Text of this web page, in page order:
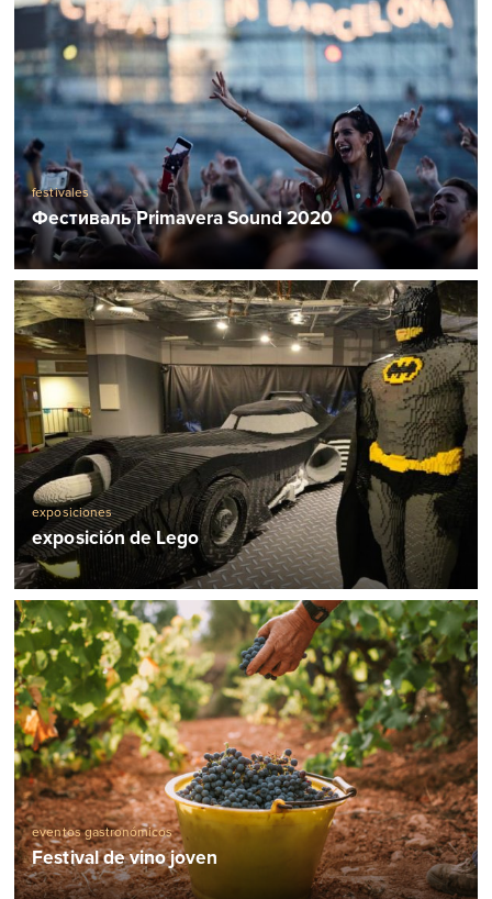
festivales
Фестиваль Primavera Sound 2020
exposiciones
exposición de Lego
eventos gastronómicos
Festival de vino joven